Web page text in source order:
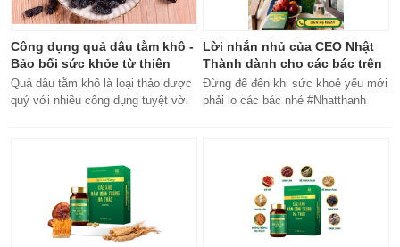
Công dụng quả dâu tằm khô -
Bảo bối sức khỏe từ thiên
nhiên
Quả dâu tằm khô là loại thảo dược
quý với nhiều công dụng tuyệt vời
Lời nhắn nhủ của CEO Nhật
Thành dành cho các bác trên
50 tuổi
Đừng để đến khi sức khoẻ yếu mới
phải lo các bác nhé #Nhatthanh
#khoetubentrong #nhatthanhbak